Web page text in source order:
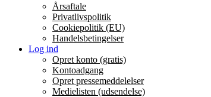
Årsaftale
Privatlivspolitik
Cookiepolitik (EU)
Handelsbetingelser
Log ind
Opret konto (gratis)
Kontoadgang
Opret pressemeddelelser
Medielisten (udsendelse)